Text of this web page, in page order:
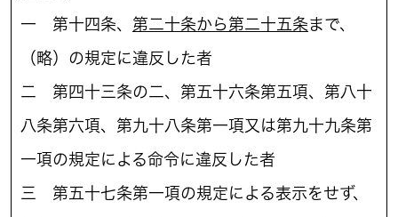
一 第十四条、 第二十条から第二十五条まで、
（略）の規定に違反した者
二 第四十三条の二、第五十六条第五項、第八十
八条第六項、第九十八条第一項又は第九十九条第
一項の規定による命令に違反した者
三 第五十七条第一項の規定による表示をせず、